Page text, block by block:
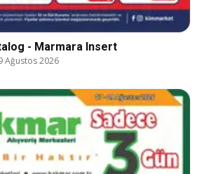
- Marmara Insert
Ağustos 2026